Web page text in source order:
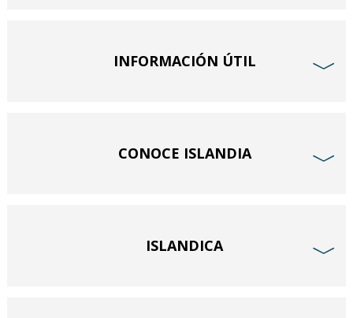
INFORMACIÓN ÚTIL ﹀
CONOCE ISLANDIA ﹀
ISLANDICA ﹀